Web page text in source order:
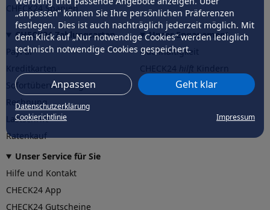
„anpassen” können Sie Ihre persönlichen Präferenzen
festlegen. Dies ist auch nachträglich jederzeit möglich. Mit
dem Klick auf „Nur notwendige Cookies” werden lediglich
technisch notwendige Cookies gespeichert.
Anpassen Geht klar
Datenschutzerklärung
Cookierichtlinie
Impressum
CHECK24 Spanien
CHECK24 Zahlungsarten
PayPal
Sofortüberweisung
Rechnung
Lastschrift
Ratenkauf
Unser Engagement
Nachhaltigkeit
CHECK24hilftder Natur
Unser Service für Sie
Hilfe und Kontakt
CHECK24 App
CHECK24 Gutscheine